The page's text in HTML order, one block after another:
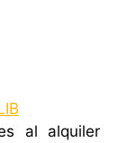
al alquiler